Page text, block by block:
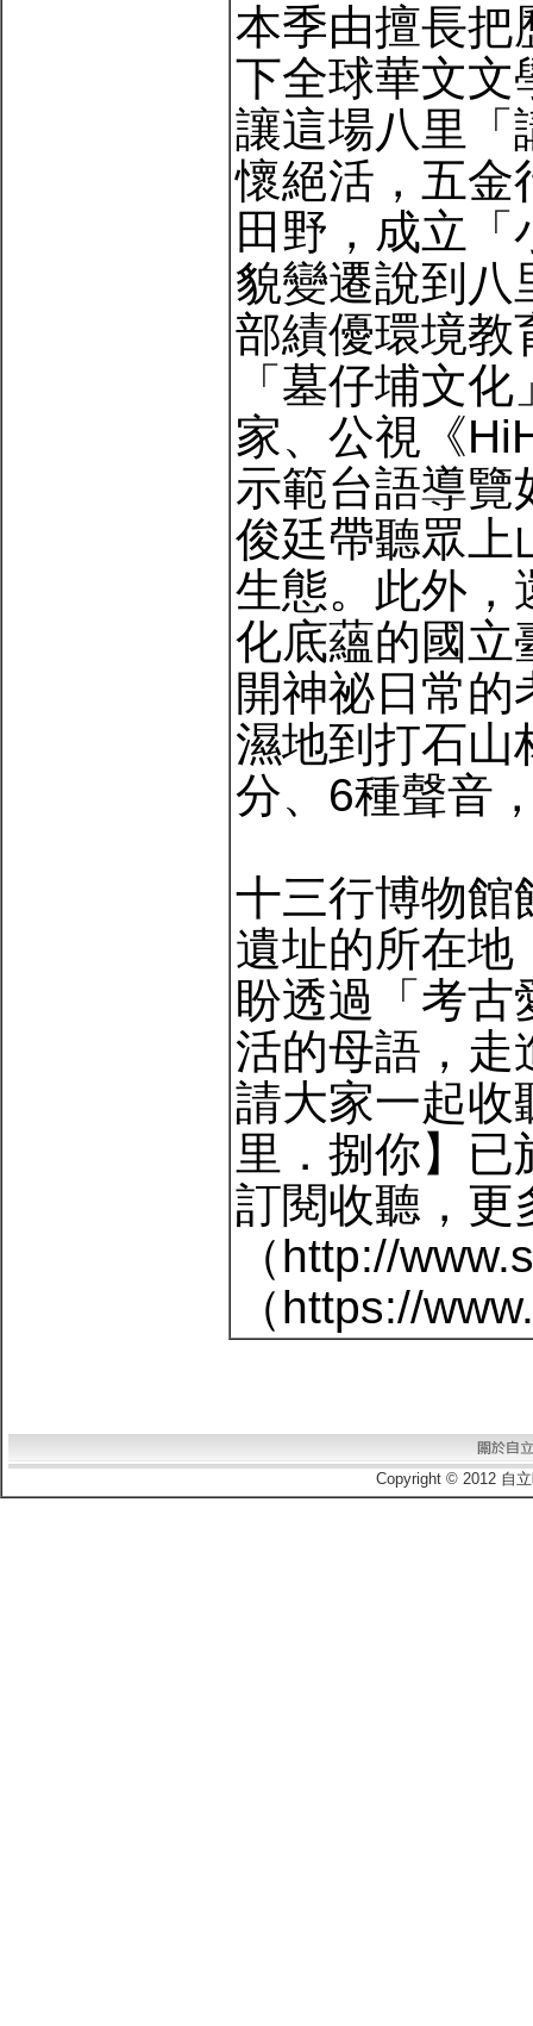
本季由擅長把
下全球華文文
讓這場八里「
懷絕活，五金
田野，成立
貌變遷說到八
部績優環境教
「墓仔埔文
家、公視《
示範台語導覽
俊廷帶聽眾上
生態。此外，
化底蘊的國立
開神祕日常
濕地到打石山
分、6種聲音
十三行博物館
遺址的所在地
盼透過「考
活的母語，走
請大家一起收
里．捌你】
訂閱收聽，更
（http://
（https://
Copyright © 2012 自